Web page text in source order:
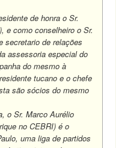
de honra o Sr.
e como conselheiro o Sr.
secretario de relações
assessoria especial do
do mesmo à
tucano e o chefe
são sócios do mesmo
o Sr. Marco Aurélio
no CEBRI) é o
uma liga de partidos